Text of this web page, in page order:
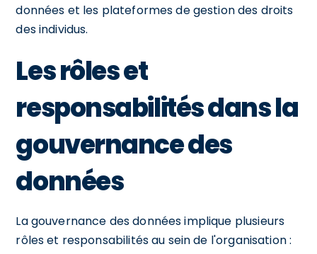
données et les plateformes de gestion des droits
des individus.
Les rôles et
responsabilités dans la
gouvernance des
données
La gouvernance des données implique plusieurs
rôles et responsabilités au sein de l'organisation :